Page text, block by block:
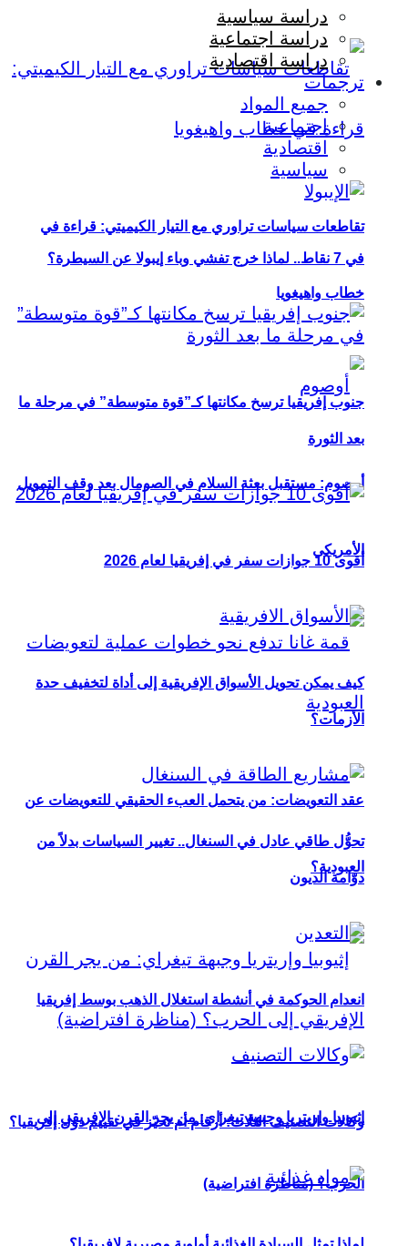
تقاطعات سياسات تراوري مع التيار الكيميتي: قراءة في
خطاب واهيغويا
أوصوم: مستقبل بعثة السلام في الصومال بعد وقف التمويل
الأمريكي
عقد التعويضات: من يتحمل العبء الحقيقي للتعويضات عن
العبودية؟
إثيوبيا وإريتريا وجبهة تيغراي: من يجر القرن الإفريقي إلى
الحرب؟ (مناظرة افتراضية)
دراسة سياسية
دراسة اجتماعية
دراسة اقتصادية
ترجمات
جميع المواد
اجتماعية
اقتصادية
سياسية
في 7 نقاط.. لماذا خرج تفشي وباء إيبولا عن السيطرة؟
جنوب إفريقيا ترسخ مكانتها كـ”قوة متوسطة” في مرحلة ما
بعد الثورة
أقوى 10 جوازات سفر في إفريقيا لعام 2026
كيف يمكن تحويل الأسواق الإفريقية إلى أداة لتخفيف حدة
الأزمات؟
تحوُّل طاقي عادل في السنغال.. تغيير السياسات بدلاً من
دوّامة الديون
انعدام الحوكمة في أنشطة استغلال الذهب بوسط إفريقيا
وكالات التصنيف الثلاث: أرقام أم تحيّز في تقييم دول إفريقيا؟